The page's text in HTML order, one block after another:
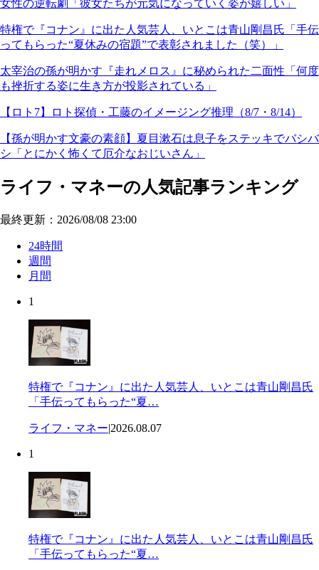
女性の逆転劇「彼女たちが元気になっていく姿が嬉しい」
特権で『コナン』に出た人気芸人、いとこは青山剛昌氏「手伝
ってもらった“夏休みの宿題”で表彰されました（笑）」
太宰治の孫が明かす『走れメロス』に秘められた二面性「何度
も挫折する姿に生き方が投影されている」
【ロト7】ロト探偵・工藤のイメージング推理（8/7・8/14）
【孫が明かす文豪の素顔】夏目漱石は息子をステッキでバシバ
シ「とにかく怖くて厄介なおじいさん」
ライフ・マネーの人気記事ランキング
最終更新：2026/08/08 23:00
24時間
週間
月間
1
特権で『コナン』に出た人気芸人、いとこは青山剛昌氏
「手伝ってもらった“夏…
ライフ・マネー|2026.08.07
1
特権で『コナン』に出た人気芸人、いとこは青山剛昌氏
「手伝ってもらった“夏…